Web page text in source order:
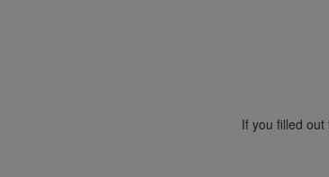
If you filled